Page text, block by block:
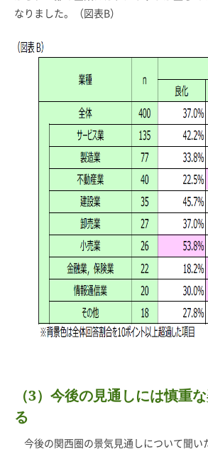
なりました。（図表B）
（3）今後の見通しには慎重
る
今後の関西圏の景気見通しについて聞い